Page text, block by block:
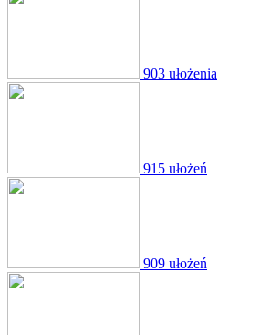
903 ułożenia
915 ułożeń
909 ułożeń